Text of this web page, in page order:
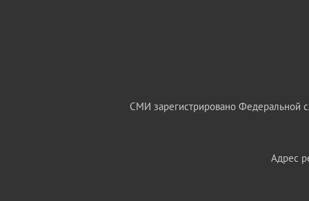
СМИ зарегистрировано Федеральной
Адрес